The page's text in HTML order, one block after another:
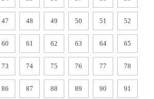
47 48 49 50 51 52
60 61 62 63 64 65
73 74 75 76 77 78
86 87 88 89 90 91